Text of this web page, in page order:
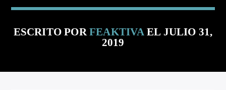
CANCIÓN ACTUAL
ARTISTA
ESCRITO PORFEAKTIVA EL JULIO 31,
2019